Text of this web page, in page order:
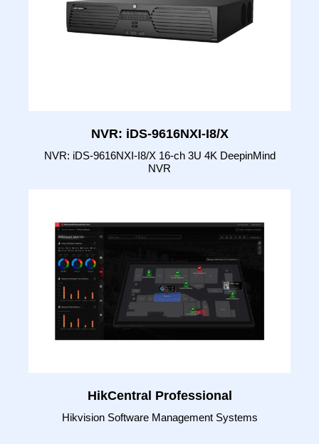
NVR: iDS-9616NXI-I8/X
NVR: iDS-9616NXI-I8/X 16-ch 3U 4K DeepinMind
NVR
HikCentral Professional
Hikvision Software Management Systems